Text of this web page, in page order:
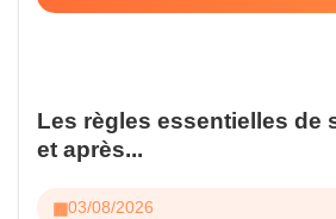
Les règles essentielles de
et après...
03/08/2026